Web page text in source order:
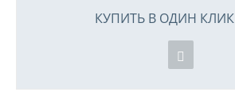
КУПИТЬ В ОДИН КЛИК